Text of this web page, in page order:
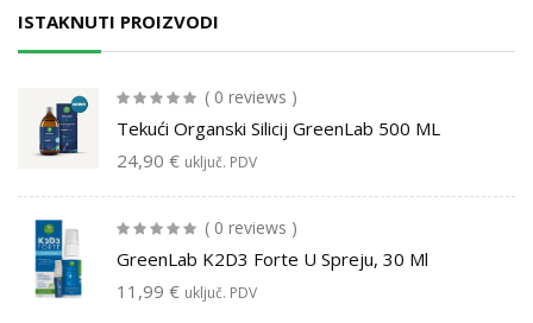
ISTAKNUTI PROIZVODI
( 0 reviews )
Tekući Organski Silicij GreenLab 500 ML
24,90 € uključ. PDV
( 0 reviews )
GreenLab K2D3 Forte U Spreju, 30 Ml
11,99 € uključ. PDV